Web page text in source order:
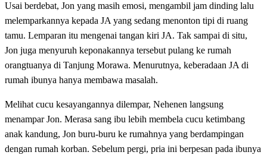
Usai berdebat, Jon yang masih emosi, mengambil jam dinding lalu
melemparkannya kepada JA yang sedang menonton tipi di ruang
tamu. Lemparan itu mengenai tangan kiri JA. Tak sampai di situ,
Jon juga menyuruh keponakannya tersebut pulang ke rumah
orangtuanya di Tanjung Morawa. Menurutnya, keberadaan JA di
rumah ibunya hanya membawa masalah.
Melihat cucu kesayangannya dilempar, Nehenen langsung
menampar Jon. Merasa sang ibu lebih membela cucu ketimbang
anak kandung, Jon buru-buru ke rumahnya yang berdampingan
dengan rumah korban. Sebelum pergi, pria ini berpesan pada ibunya